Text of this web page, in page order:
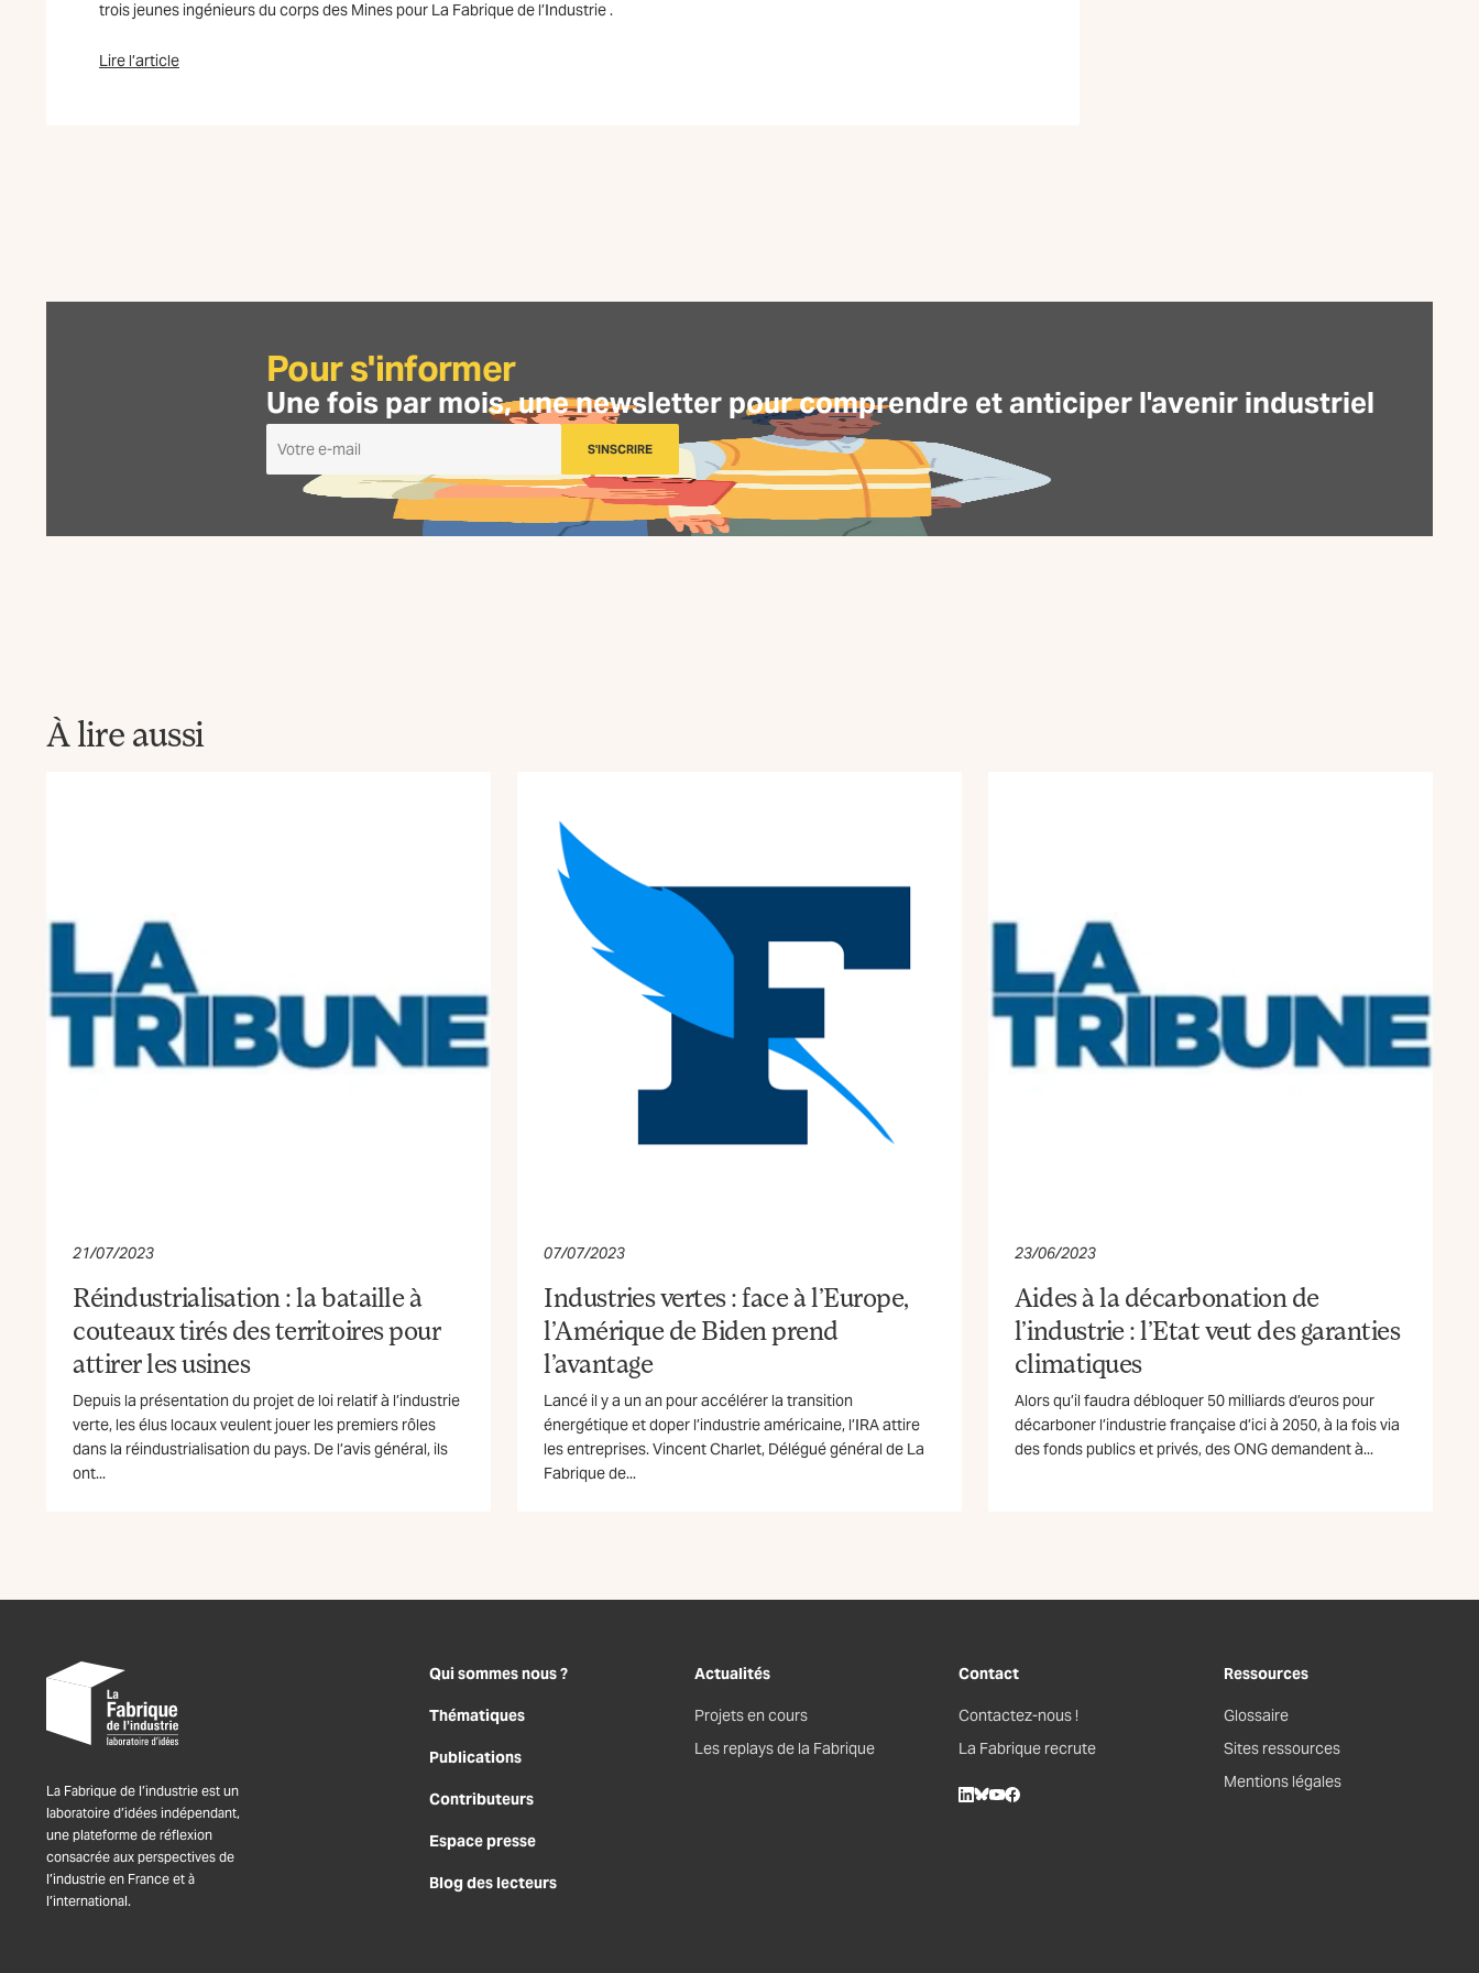
trois jeunes ingénieurs du corps des Mines pour La Fabrique de l’Industrie .
Lire l’article
Pour s'informer
Une fois par mois, unenewsletter pour comprendre et anticiper l'avenir industriel
m'inscris
à
S'INSCRIRE
À lire aussi
21/07/2023
Réindustrialisation : la bataille à
couteaux tirés des territoires pour
attirer les usines
Depuis la présentation du projet de loi relatif à l’industrie
verte, les élus locaux veulent jouer les premiers rôles
dans la réindustrialisation du pays. De l’avis général, ils
ont...
07/07/2023
Industries vertes : face à l’Europe,
l’Amérique de Biden prend
l’avantage
Lancé il y a un an pour accélérer la transition
énergétique et doper l’industrie américaine, l’IRA attire
les entreprises. Vincent Charlet, Délégué général de La
Fabrique de...
23/06/2023
Aides à la décarbonation de
l’industrie : l’Etat veut des garanties
climatiques
Alors qu’il faudra débloquer 50 milliards d’euros pour
décarboner l’industrie française d’ici à 2050, à la fois via
des fonds publics et privés, des ONG demandent à...
La Fabrique de l’industrie est un
laboratoire d’idées indépendant,
une plateforme de réflexion
consacrée aux perspectives de
l’industrie en France et à
l’international.
Qui sommes nous ?
Thématiques
Publications
Contributeurs
Espace presse
Blog des lecteurs
Actualités
Projets en cours
Les replays de la Fabrique
Contact
Contactez-nous !
La Fabrique recrute
Ressources
Glossaire
Sites ressources
Mentions légales